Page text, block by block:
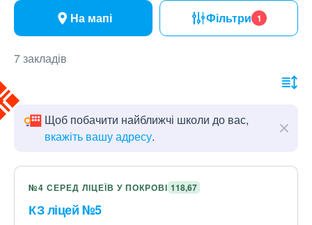
На мапі Фільтри 1
7 закладів
Щоб побачити найближчі школи до вас,
вкажіть вашу адресу.
№4 СЕРЕД ЛІЦЕЇВ У ПОКРОВІ 118,67
КЗ ліцей №5